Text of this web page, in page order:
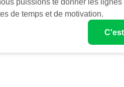
de temps et de motivation.